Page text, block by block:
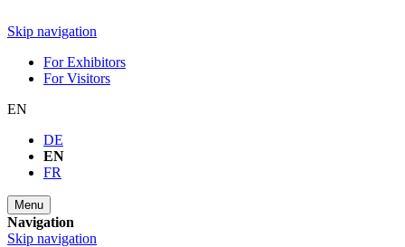
Skip navigation
For Exhibitors
For Visitors
EN
DE
EN
FR
Menu
Navigation
Skip navigation